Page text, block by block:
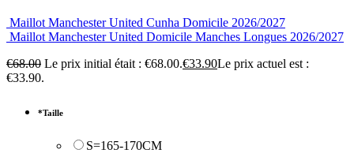
Maillot Manchester United Cunha Domicile 2026/2027
Maillot Manchester United Domicile Manches Longues 2026/2027
€68.00 Le prix initial était : €68.00.€33.90Le prix actuel est :
€33.90.
*Taille
S=165-170CM